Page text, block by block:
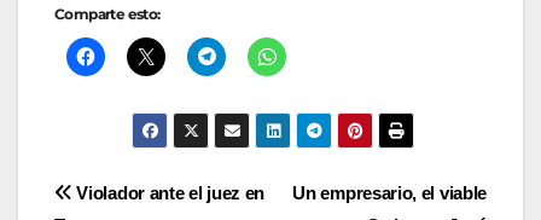
Comparte esto:
Navegación
Un empresario, el viable
Violador ante el juez en